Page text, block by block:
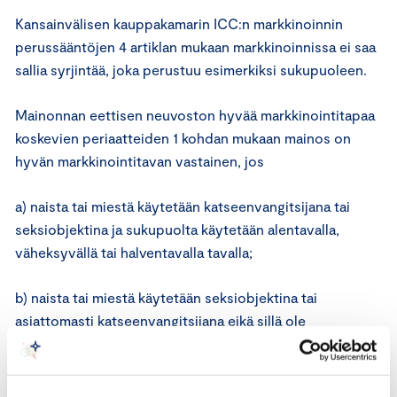
Kansainvälisen kauppakamarin ICC:n markkinoinnin
perussääntöjen 4 artiklan mukaan markkinoinnissa ei saa
sallia syrjintää, joka perustuu esimerkiksi sukupuoleen.
Mainonnan eettisen neuvoston hyvää markkinointitapaa
koskevien periaatteiden 1 kohdan mukaan mainos on
hyvän markkinointitavan vastainen, jos
a) naista tai miestä käytetään katseenvangitsijana tai
seksiobjektina ja sukupuolta käytetään alentavalla,
väheksyvällä tai halventavalla tavalla;
b) naista tai miestä käytetään seksiobjektina tai
asiattomasti katseenvangitsijana eikä sillä ole
mainostettavan tuotteen tai palvelun kanssa mitään